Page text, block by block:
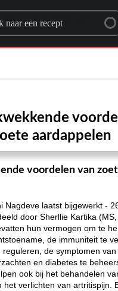
for a recipe
aardappelen
voordelen van
Nagdeve laatst bijgewerkt -
door Sherllie Kartika (MS,
hun vermogen om te
de immuniteit te
reguleren, de symptomen van
en diabetes te
ook bij het behandelen
het verlichten van artritispijn.